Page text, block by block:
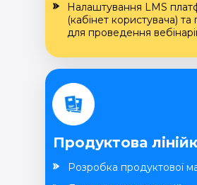
Налаштування LMS
(кабінет користувача)
для проведення
Продуктова
Розробка продуктової